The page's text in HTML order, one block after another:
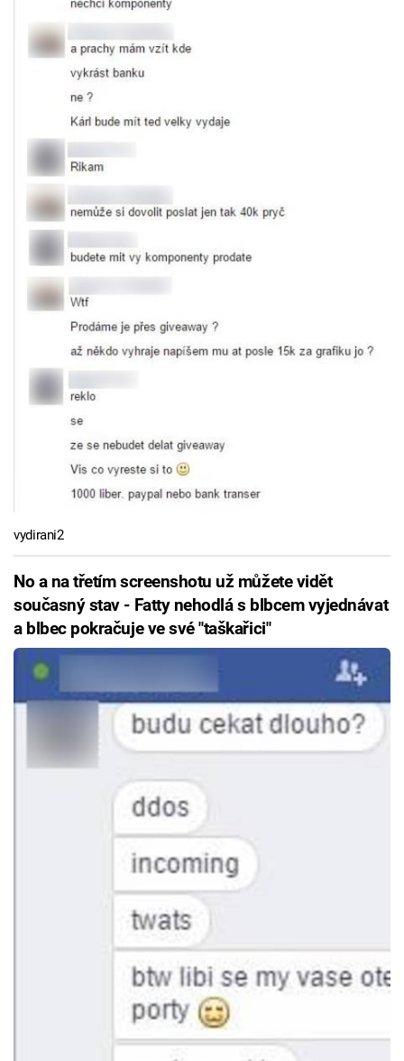
vydirani2
No a na třetím screenshotu už můžete vidět
současný stav - Fatty nehodlá s blbcem vyjednávat
a blbec pokračuje ve své "taškařici"